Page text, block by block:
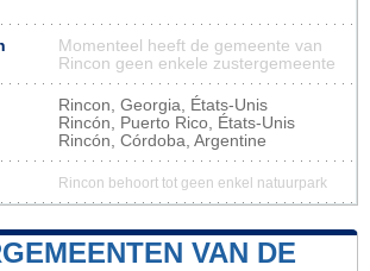
Momenteel heeft de gemeente van
Rincon geen enkele zustergemeente
Rincon, Georgia, États-Unis
Rincón, Puerto Rico, États-Unis
Rincón, Córdoba, Argentine
Rincon behoort tot geen enkel natuurpark
VAN DE